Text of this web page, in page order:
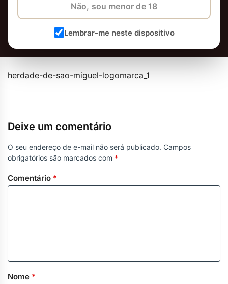
Não, sou menor de 18
Lembrar-me neste dispositivo
herdade-de-sao-miguel-logomarca_1
Deixe um comentário
O seu endereço de e-mail não será publicado. Campos
obrigatórios são marcados com *
Comentário *
Nome *